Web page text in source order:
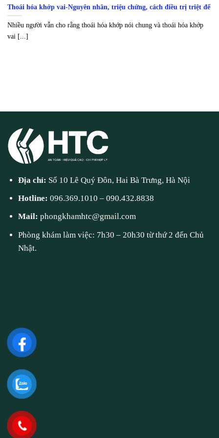
Thoái hóa khớp vai-Nguyên nhân, triệu chứng, cách điều trị triệt để
Nhiều người vẫn cho rằng thoái hóa khớp nói chung và thoái hóa khớp
vai [...]
Địa chỉ: Số 10 Lê Quý Đôn, Hai Bà Trưng, Hà Nội
Hotline:096.369.1010 –090.432.8838
Mail:phongkhamhtc@gmail.com
Phòng khám làm việc: 7h30 – 20h30 từ thứ 2 đến Chủ
Nhật.